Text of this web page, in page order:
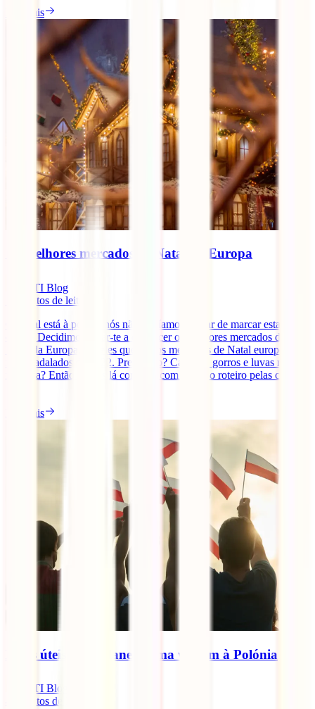
Ler mais
Os melhores mercados de Natal da Europa
IATI Blog
minutos de leitura
O Natal está à porta e nós não podíamos deixar de marcar esta
época. Decidimos levar-te a conhecer os melhores mercados de
Natal da Europa, àqueles que são os mercados de Natal europeus
mais badalados de 2022. Preparado? Casacos, gorros e luvas na
mochila? Então vamos lá começar com o nosso roteiro pelas cidades
Ler mais
Dicas úteis para planear uma viagem à Polónia
IATI Blog
minutos de leitura